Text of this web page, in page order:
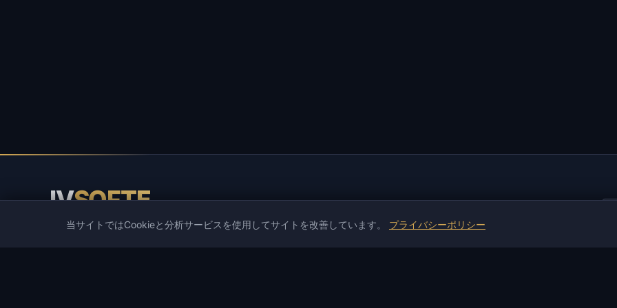
IVSOFTE
IVSOFTE — ソフトウェアストア。ソフトウェアのインストール
当サイトではCookieと分析サービスを使用してサイトを改善しています。 プライバシーポリシー